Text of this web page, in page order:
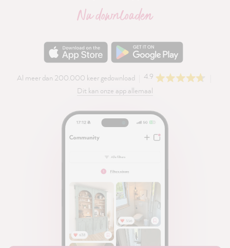
Nu downloaden
Al meer dan 200.000 keer gedownload
4.9
Dit kan onze app allemaal